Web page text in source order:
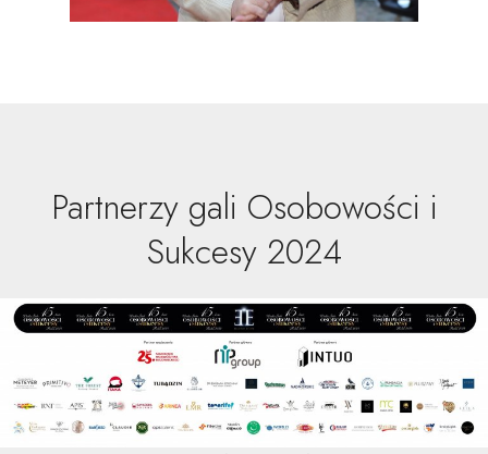
Partnerzy gali Osobowości i
Sukcesy 2024